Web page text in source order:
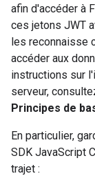
afin d'accéder à
ces jetons JWT
les reconnaisse
accéder aux
instructions sur
serveur,
Principes de
En particulier,
SDK JavaScript
trajet :